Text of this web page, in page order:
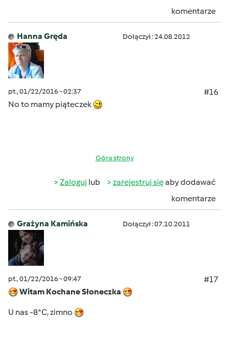
komentarze
Hanna Gręda Dołączył : 24.08.2012
pt., 01/22/2016 - 02:37
#16
No to mamy piąteczek
Góra strony
Zaloguj lub zarejestruj sięaby dodawać
komentarze
Grażyna Kamińska Dołączył : 07.10.2011
pt., 01/22/2016 - 09:47
#17
Witam Kochane Słoneczka
U nas -8*C, zimno